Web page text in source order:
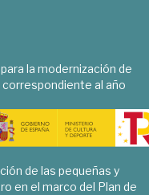
la modernización de
correspondiente al año
de las pequeñas y
en el marco del Plan de